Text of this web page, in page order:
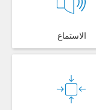
الاستماع